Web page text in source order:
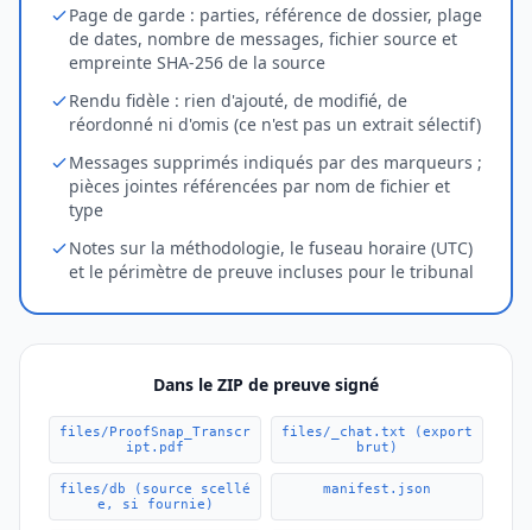
Page de garde : parties, référence de dossier, plage
de dates, nombre de messages, fichier source et
empreinte SHA-256 de la source
Rendu fidèle : rien d'ajouté, de modifié, de
réordonné ni d'omis (ce n'est pas un extrait sélectif)
Messages supprimés indiqués par des marqueurs ;
pièces jointes référencées par nom de fichier et
type
Notes sur la méthodologie, le fuseau horaire (UTC)
et le périmètre de preuve incluses pour le tribunal
Dans le ZIP de preuve signé
files/ProofSnap_Transcr
ipt.pdf
files/_chat.txt (export
brut)
files/db (source scellé
e, si fournie)
manifest.json